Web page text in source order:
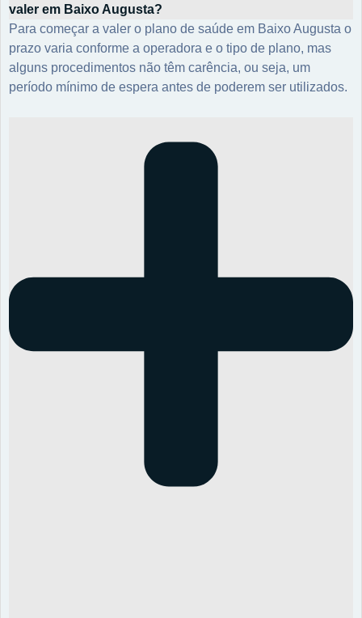
valer em Baixo Augusta?
Para começar a valer o plano de saúde em Baixo Augusta o
prazo varia conforme a operadora e o tipo de plano, mas
alguns procedimentos não têm carência, ou seja, um
período mínimo de espera antes de poderem ser utilizados.